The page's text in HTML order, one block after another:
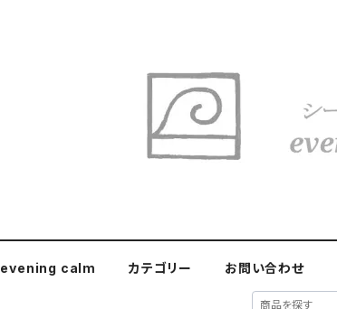
evening calm カテゴリー お問い合わせ